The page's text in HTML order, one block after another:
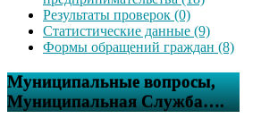
Результаты проверок (0)
Статистические данные (9)
Формы обращений граждан (8)
Муниципальные вопросы,
Муниципальная Служба….